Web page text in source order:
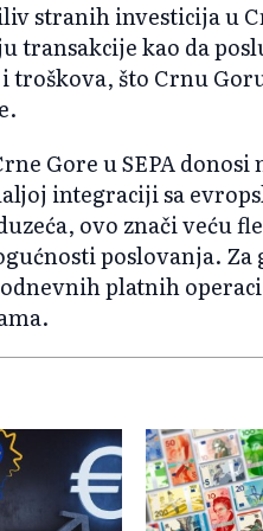
stranih investicija u
transakcije kao da
troškova, što Crnu
Gore u SEPA donosi
integraciji sa
ovo znači veću
poslovanja. Za
platnih